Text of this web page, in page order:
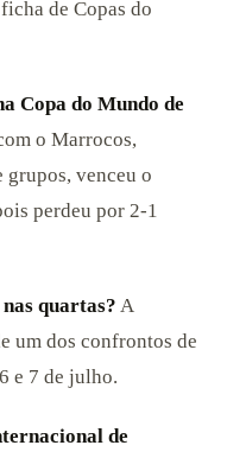
de Copas do
Copa do Mundo de
o Marrocos,
grupos, venceu o
perdeu por 2-1
quartas? A
um dos confrontos de
e 7 de julho.
de